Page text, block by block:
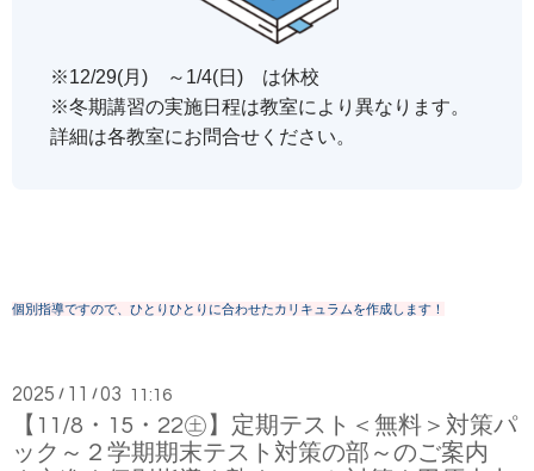
※12/29(月) ～1/4(日) は休校
※冬期講習の実施日程は教室により異なります。
詳細は各教室にお問合せください。
個別指導ですので、ひとりひとりに合わせたカリキュラムを作成します！
2025 / 11 /03 11:16
【11/8・15・22㊏】定期テスト＜無料＞対策パ
ック～２学期期末テスト対策の部～のご案内